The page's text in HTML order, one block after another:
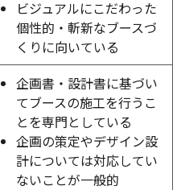
ビジュアルにこだわった
個性的・斬新なブースづ
くりに向いている
企画書・設計書に基づい
てブースの施工を行うこ
とを専門としている
企画の策定やデザイン設
計については対応してい
ないことが一般的